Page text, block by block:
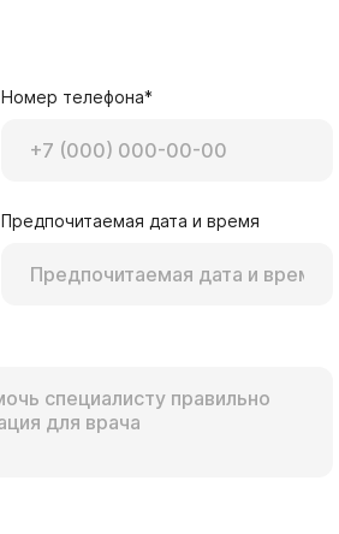
Номер телефона*
Предпочитаемая дата и время